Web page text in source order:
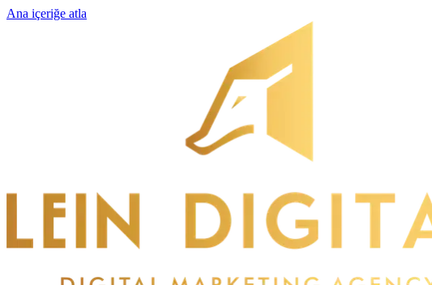
Ana içeriğe atla